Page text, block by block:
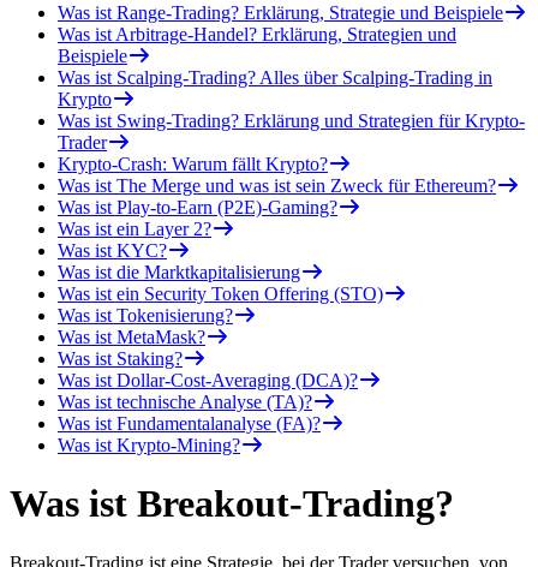
Was ist Range-Trading? Erklärung, Strategie und Beispiele
Was ist Arbitrage-Handel? Erklärung, Strategien und
Beispiele
Was ist Scalping-Trading? Alles über Scalping-Trading in
Krypto
Was ist Swing-Trading? Erklärung und Strategien für Krypto-
Trader
Krypto-Crash: Warum fällt Krypto?
Was ist The Merge und was ist sein Zweck für Ethereum?
Was ist Play-to-Earn (P2E)-Gaming?
Was ist ein Layer 2?
Was ist KYC?
Was ist die Marktkapitalisierung
Was ist ein Security Token Offering (STO)
Was ist Tokenisierung?
Was ist MetaMask?
Was ist Staking?
Was ist Dollar-Cost-Averaging (DCA)?
Was ist technische Analyse (TA)?
Was ist Fundamentalanalyse (FA)?
Was ist Krypto-Mining?
Was ist Breakout-Trading?
Breakout-Trading ist eine Strategie, bei der Trader versuchen, von